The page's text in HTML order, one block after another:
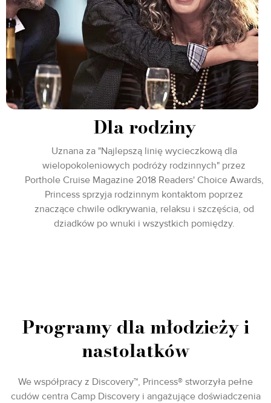
Dla rodziny
Uznana za "Najlepszą linię wycieczkową dla
wielopokoleniowych podróży rodzinnych" przez
Porthole Cruise Magazine 2018 Readers' Choice Awards,
Princess sprzyja rodzinnym kontaktom poprzez
znaczące chwile odkrywania, relaksu i szczęścia, od
dziadków po wnuki i wszystkich pomiędzy.
Programy dla młodzieży i
nastolatków
We współpracy z Discovery™, Princess® stworzyła pełne
cudów centra Camp Discovery i angażujące doświadczenia